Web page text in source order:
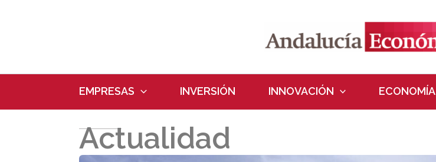
EMPRESAS INVERSIÓN INNOVACIÓN ECONOMÍA
Actualidad